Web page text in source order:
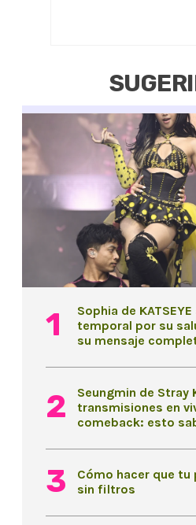
Sophia de
temporal por su
su mensaje
Seungmin de Stray
transmisiones en
comeback: esto
Cómo hacer que tu
sin filtros